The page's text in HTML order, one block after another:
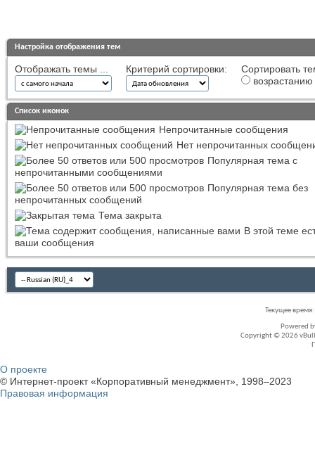
Настройка отображения тем
Отображать темы ... Критерий сортировки:
Сортировать
возрастанию
Список иконок
Непрочитанные сообщения
Нет непрочитанных
Популярная тема с
непрочитанными сообщениями
Популярная тема без
непрочитанных сообщений
Тема закрыта
В этой теме
ваши сообщения
Текущее время:
Powered
Copyright © 2026
О проекте
© Интернет-проект «Корпоративный менеджмент», 1998–2023
Правовая информация